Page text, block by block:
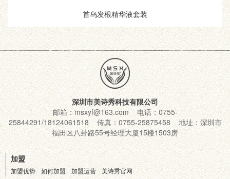
首乌发根精华液套装
深圳市美诗秀科技有限公司
邮箱：msxyf@163.com 电话：0755-
25844291/18124061518 传真：0755-25875458 地址：深圳市
福田区八卦路55号经理大厦15楼1503房
加盟
加盟优势 如何加盟 加盟运营 美诗秀官网